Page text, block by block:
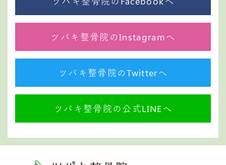
ツバキ整骨院のInstagramへ
ツバキ整骨院のTwitterへ
ツバキ整骨院の公式LINEへ